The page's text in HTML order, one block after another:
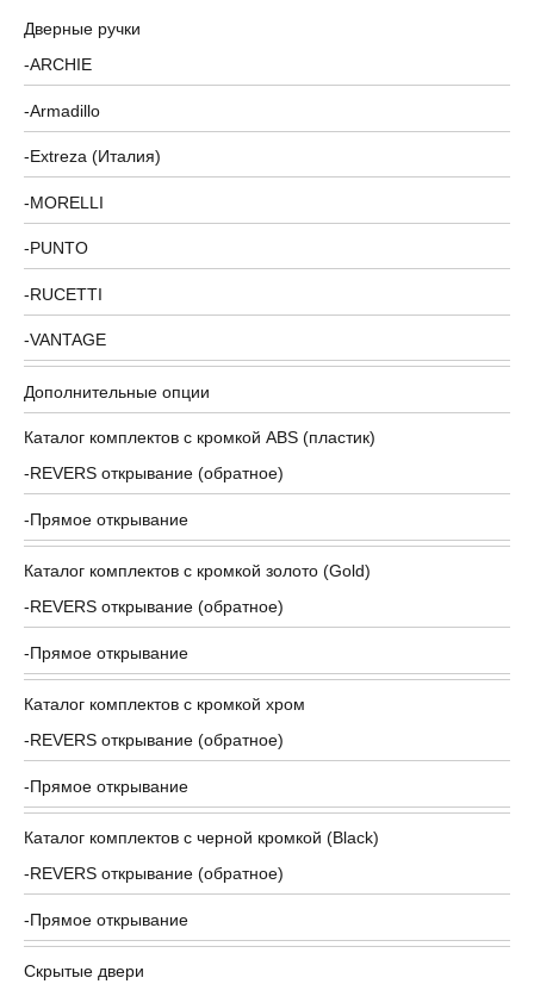
Дверные ручки
ARCHIE
Armadillo
Extreza (Италия)
MORELLI
PUNTO
RUCETTI
VANTAGE
Дополнительные опции
Каталог комплектов c кромкой ABS (пластик)
REVERS открывание (обратное)
Прямое открывание
Каталог комплектов c кромкой золото (Gold)
REVERS открывание (обратное)
Прямое открывание
Каталог комплектов c кромкой хром
REVERS открывание (обратное)
Прямое открывание
Каталог комплектов c черной кромкой (Black)
REVERS открывание (обратное)
Прямое открывание
Скрытые двери